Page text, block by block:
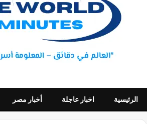
الرئيسية اخبار عاجلة أخبار مصر